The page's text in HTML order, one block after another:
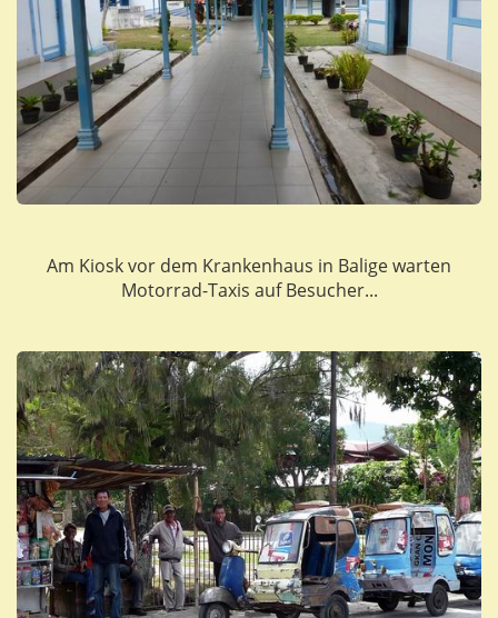
Am Kiosk vor dem Krankenhaus in Balige warten
Motorrad-Taxis auf Besucher...